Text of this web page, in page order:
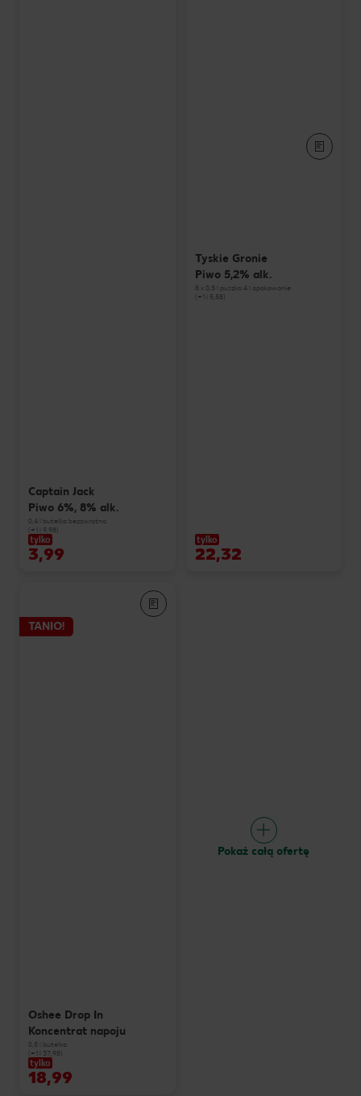
Captain Jack
Piwo 6%, 8% alk.
0,4 l butelka bezzwrotna
(=1 l 9,98)
tylko
3,99
Tyskie Gronie
Piwo 5,2% alk.
8 x 0,5 l puszka 4 l opakowanie
(=1 l 5,58)
tylko
22,32
TANIO!
Oshee Drop In
Koncentrat napoju
0,5 l butelka
(=1 l 37,98)
tylko
18,99
Pokaż całą ofertę